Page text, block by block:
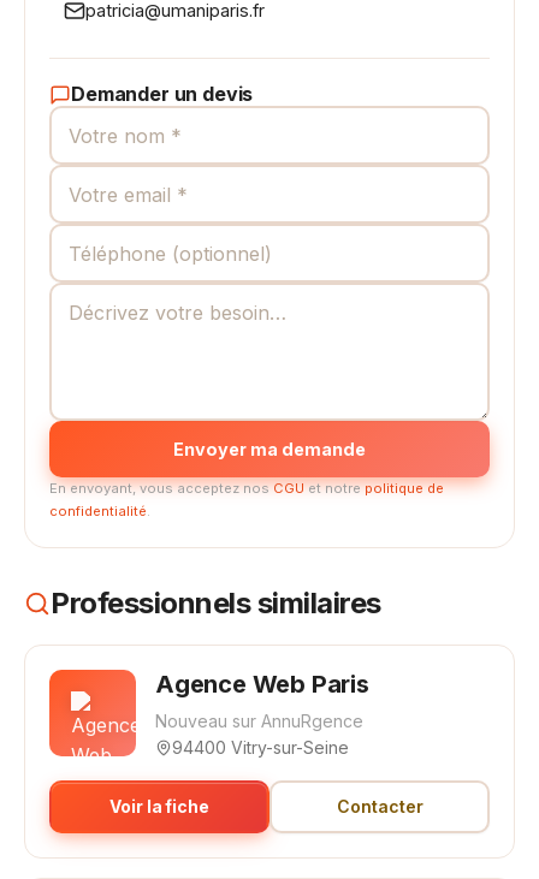
patricia@umaniparis.fr
Demander un devis
Envoyer ma demande
En envoyant, vous acceptez nosCGUet notrepolitique de
confidentialité.
Professionnels similaires
Agence Web Paris
Nouveau sur AnnuRgence
94400 Vitry-sur-Seine
Voir la fiche Contacter